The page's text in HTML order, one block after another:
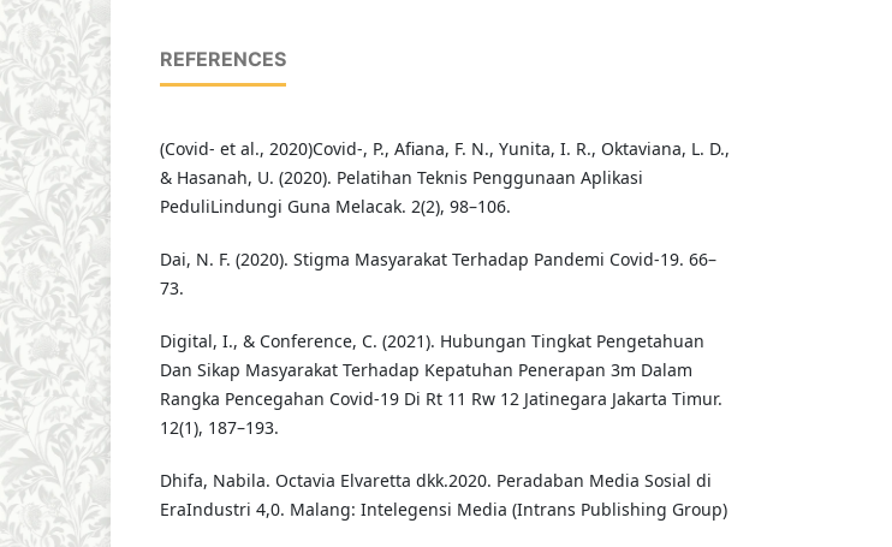
REFERENCES
(Covid- et al., 2020)Covid-, P., Afiana, F. N., Yunita, I. R., Oktaviana, L. D.,
& Hasanah, U. (2020). Pelatihan Teknis Penggunaan Aplikasi
PeduliLindungi Guna Melacak. 2(2), 98–106.
Dai, N. F. (2020). Stigma Masyarakat Terhadap Pandemi Covid-19. 66–
73.
Digital, I., & Conference, C. (2021). Hubungan Tingkat Pengetahuan
Dan Sikap Masyarakat Terhadap Kepatuhan Penerapan 3m Dalam
Rangka Pencegahan Covid-19 Di Rt 11 Rw 12 Jatinegara Jakarta Timur.
12(1), 187–193.
Dhifa, Nabila. Octavia Elvaretta dkk.2020. Peradaban Media Sosial di
EraIndustri 4,0. Malang: Intelegensi Media (Intrans Publishing Group)